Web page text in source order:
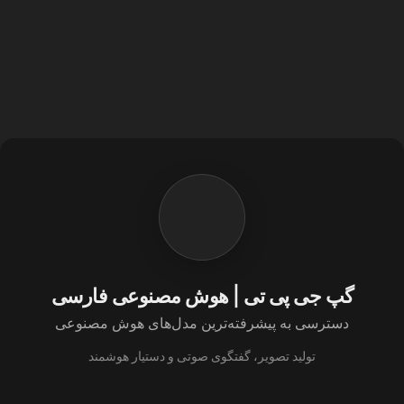
گپ جی پی تی | هوش مصنوعی فارسی
دسترسی به پیشرفته‌ترین مدل‌های هوش مصنوعی
تولید تصویر، گفتگوی صوتی و دستیار هوشمند